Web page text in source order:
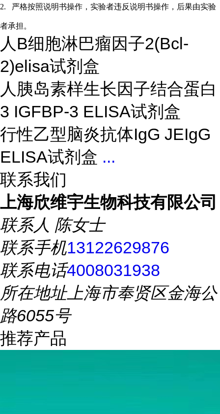
2. 严格按照说明书操作，实验者违反说明书操作，后果由实验
者承担。
人B细胞淋巴瘤因子2(Bcl-
2)elisa试剂盒
人胰岛素样生长因子结合蛋白
3 IGFBP-3 ELISA试剂盒
行性乙型脑炎抗体IgG JEIgG
ELISA试剂盒 ...
联系我们
上海欣维宇生物科技有限公司
联系人 陈女士
联系手机13122629876
联系电话4008031938
所在地址上海市奉贤区金海公
路6055号
推荐产品